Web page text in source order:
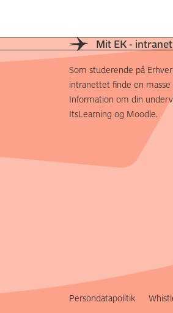
Mit EK -
Som studerende på
intranettet finde en
Information om din
ItsLearning og Moodle.
Persondatapolitik